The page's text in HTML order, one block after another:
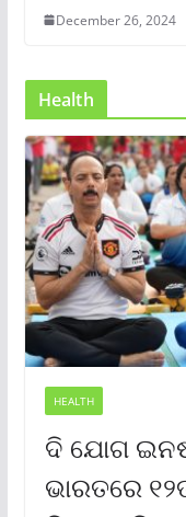
December 26, 2024
Health
HEALTH
ଦି ଯୋଗ
ଭାରତରେ